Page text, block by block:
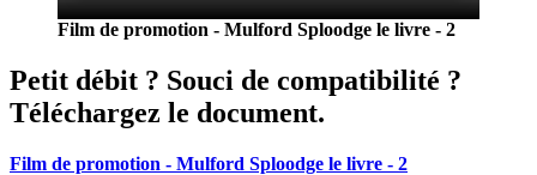
Film de promotion - Mulford Sploodge le livre - 2
Petit débit ? Souci de compatibilité ?
Téléchargez le document.
Film de promotion - Mulford Sploodge le livre - 2